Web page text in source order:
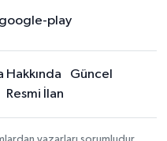
Hakkında
Güncel
Resmi İlan